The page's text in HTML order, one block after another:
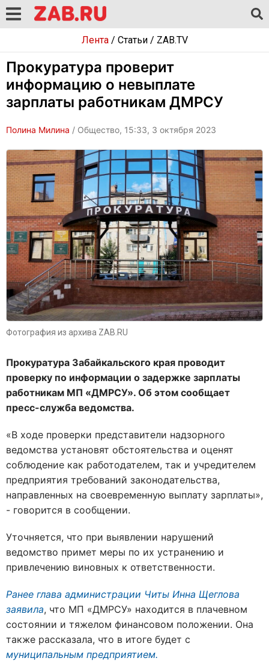
Лента/ Статьи/ ZAB.TV
Прокуратура проверит
информацию о невыплате
зарплаты работникам ДМРСУ
Полина Милина / Общество, 15:33, 3 октября 2023
Фотография из архива ZAB.RU
Прокуратура Забайкальского края проводит
проверку по информации о задержке зарплаты
работникам МП «ДМРСУ». Об этом сообщает
пресс-служба ведомства.
«В ходе проверки представители надзорного
ведомства установят обстоятельства и оценят
соблюдение как работодателем, так и учредителем
предприятия требований законодательства,
направленных на своевременную выплату зарплаты»,
- говорится в сообщении.
Уточняется, что при выявлении нарушений
ведомство примет меры по их устранению и
привлечению виновных к ответственности.
Ранее глава администрации Читы Инна Щеглова
заявила, что МП «ДМРСУ» находится в плачевном
состоянии и тяжелом финансовом положении. Она
также рассказала, что в итоге будет с
муниципальным предприятием.